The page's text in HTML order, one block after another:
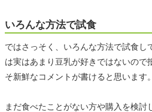
いろんな方法で試食
ではさっそく、いろんな方法で試食し
は実はあまり豆乳が好きではないので
そ新鮮なコメントが書けると思います。
まだ食べたことがない方や購入を検討